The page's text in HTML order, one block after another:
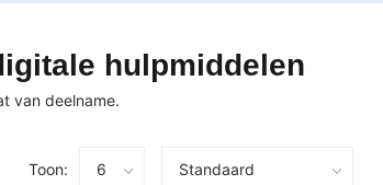
hulpmiddelen
van deelname.
Toon: